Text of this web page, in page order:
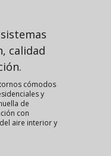
calidad
cómodos
y
de
con
aire interior y